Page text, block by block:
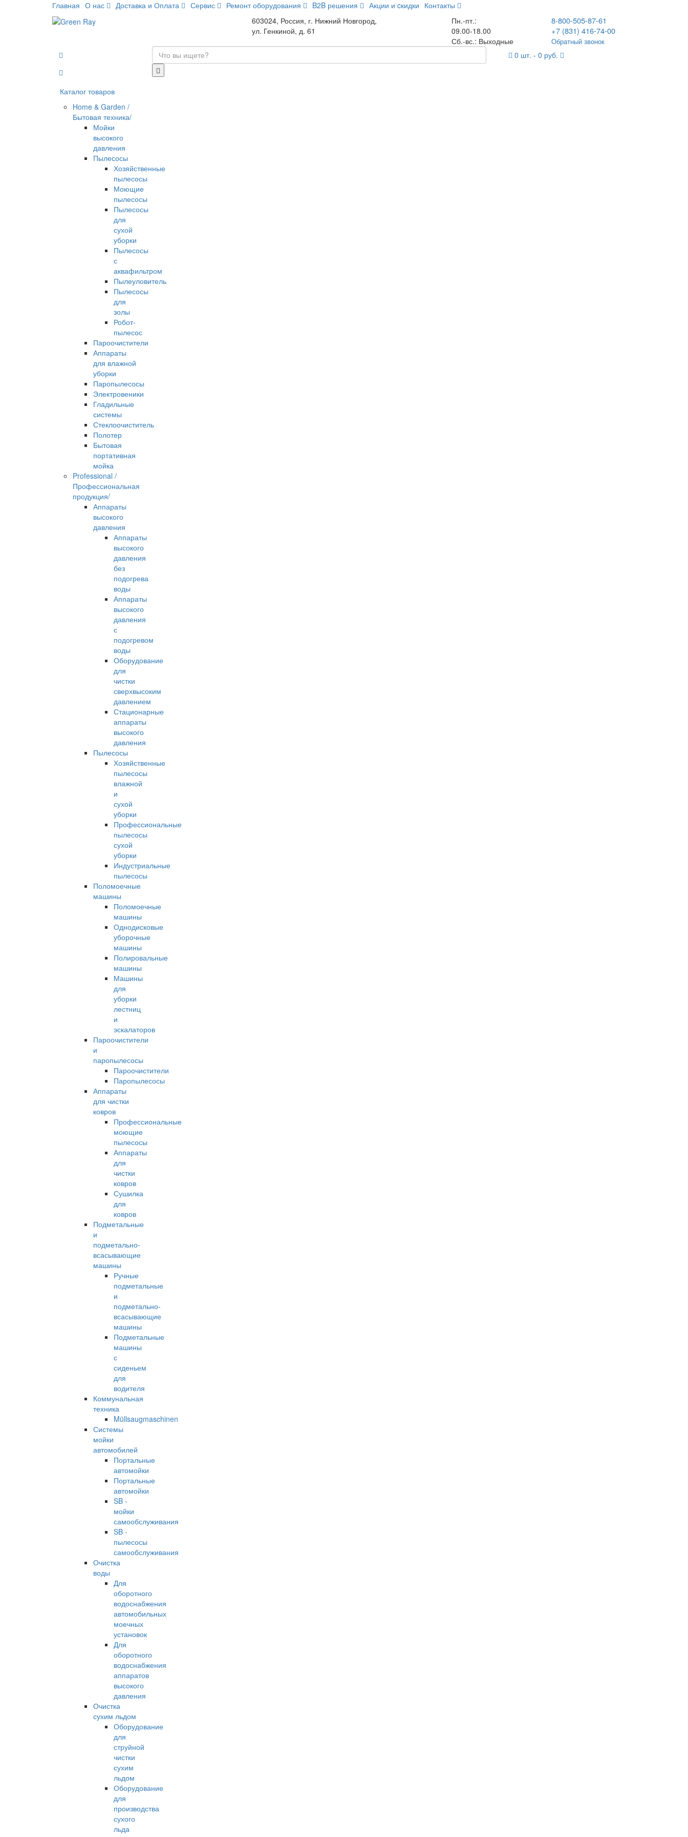
Главная О нас Доставка и Оплата Сервис Ремонт оборудования B2B решения Акции и cкидки Контакты
603024, Россия, г. Нижний Новгород,
ул. Генкиной, д. 61
Пн.-пт.:
09.00-18.00
Сб.-вс.: Выходные
8-800-505-87-61
+7 (831) 416-74-00
Обратный звонок
Каталог товаров
Home & Garden /
Бытовая техника/
Мойки
высокого
давления
Пылесосы
Хозяйственные
пылесосы
Моющие
пылесосы
Пылесосы
для
сухой
уборки
Пылесосы
с
аквафильтром
Пылеуловитель
Пылесосы
для
золы
Робот-
пылесос
Пароочистители
Аппараты
для влажной
уборки
Паропылесосы
Электровеники
Гладильные
системы
Стеклоочиститель
Полотер
Бытовая
портативная
мойка
Professional /
Профессиональная
продукция/
Аппараты
высокого
давления
Аппараты
высокого
давления
без
подогрева
воды
Аппараты
высокого
давления
с
подогревом
воды
Оборудование
для
чистки
сверхвысоким
давлением
Стационарные
аппараты
высокого
давления
Пылесосы
Хозяйственные
пылесосы
влажной
и
сухой
уборки
Профессиональные
пылесосы
сухой
уборки
Индустриальные
пылесосы
Поломоечные
машины
Поломоечные
машины
Однодисковые
уборочные
машины
Полировальные
машины
Машины
для
уборки
лестниц
и
эскалаторов
Пароочистители
и
паропылесосы
Пароочистители
Паропылесосы
Аппараты
для чистки
ковров
Профессиональные
моющие
пылесосы
Аппараты
для
чистки
ковров
Сушилка
для
ковров
Подметальные
и
подметально-
всасывающие
машины
Ручные
подметальные
и
подметально-
всасывающие
машины
Подметальные
машины
с
сиденьем
для
водителя
Коммунальная
техника
Müllsaugmaschinen
Системы
мойки
автомобилей
Портальные
автомойки
Портальные
автомойки
SB -
мойки
самообслуживания
SB -
пылесосы
самообслуживания
Очистка
воды
Для
оборотного
водоснабжения
автомобильных
моечных
установок
Для
оборотного
водоснабжения
аппаратов
высокого
давления
Очистка
сухим льдом
Оборудование
для
струйной
чистки
сухим
льдом
Оборудование
для
производства
сухого
льда
0 шт. - 0 руб.